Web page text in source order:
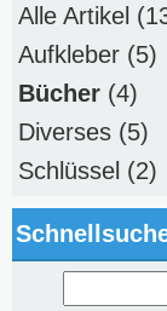
Alle Artikel
Aufkleber (5)
Bücher (4)
Diverses (5)
Schlüssel (2)